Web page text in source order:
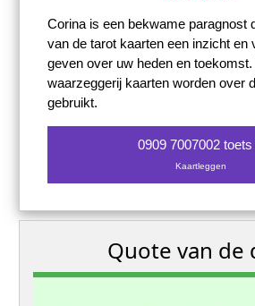
Corina is een bekwame paragnost
van de tarot kaarten een inzicht en
geven over uw heden en
waarzeggerij kaarten worden over
gebruikt.
0909 7007002 toets
Kaartleggen
Quote van de